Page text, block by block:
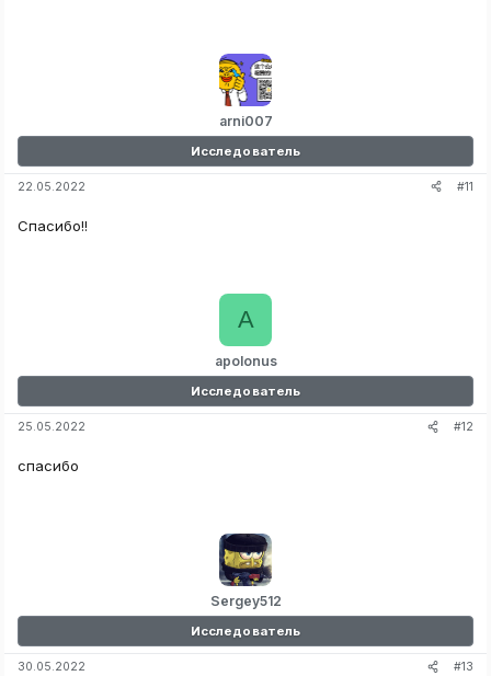
arni007
Исследователь
22.05.2022 #11
Спасибо!!
apolonus
A
Исследователь
25.05.2022 #12
спасибо
Sergey512
Исследователь
30.05.2022 #13